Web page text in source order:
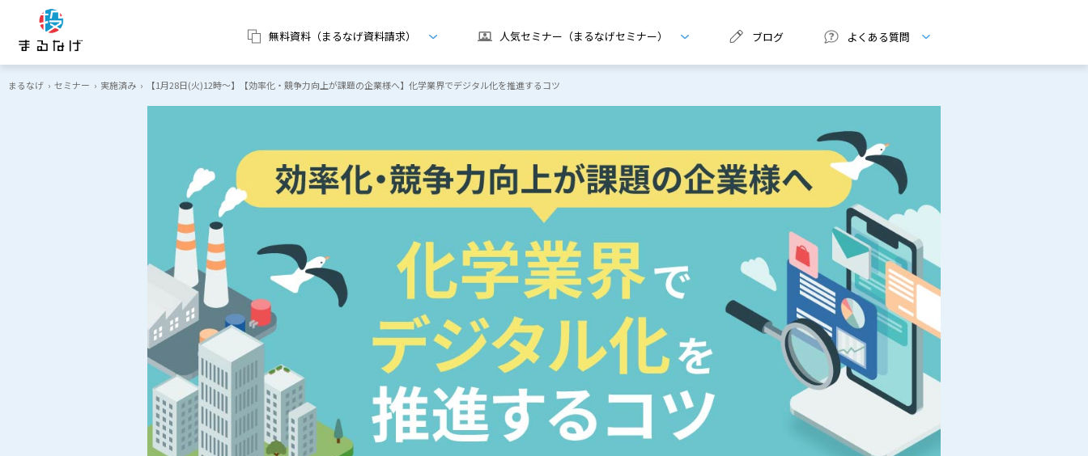
無料資料（まるなげ資料請求） 人気セミナー（まるなげセミナー） ブログ よくある質問
まるなげ › セミナー › 実施済み › 【1月28日(火)12時～】【効率化・競争力向上が課題の企業様へ】化学業界でデジタル化を推進するコツ